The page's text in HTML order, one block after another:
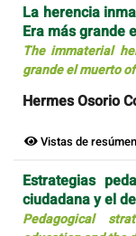
La herencia
Era más grande
The immaterial
grande el muerto
Hermes Osorio
Vistas de
Estrategias
ciudadana y el
Pedagogical